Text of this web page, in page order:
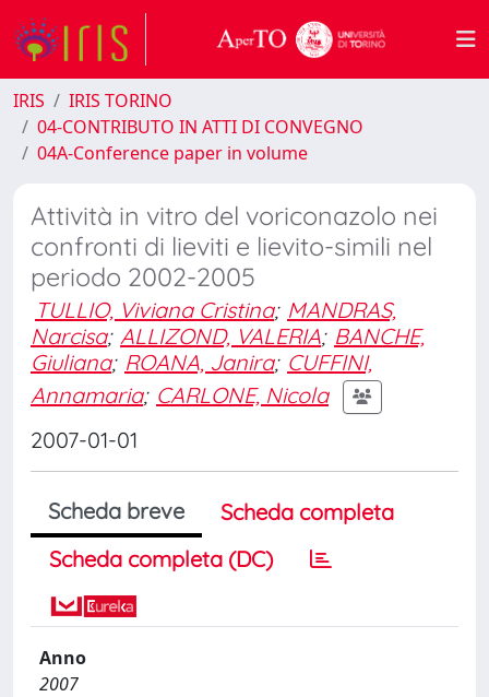
IRIS
IRIS TORINO
04-CONTRIBUTO IN ATTI DI CONVEGNO
04A-Conference paper in volume
Attività in vitro del voriconazolo nei
confronti di lieviti e lievito-simili nel
periodo 2002-2005
TULLIO, Viviana Cristina; MANDRAS,
Narcisa; ALLIZOND, VALERIA; BANCHE,
Giuliana; ROANA, Janira; CUFFINI,
Annamaria; CARLONE, Nicola
2007-01-01
Scheda breve
Scheda completa
Scheda completa (DC)
Anno
2007